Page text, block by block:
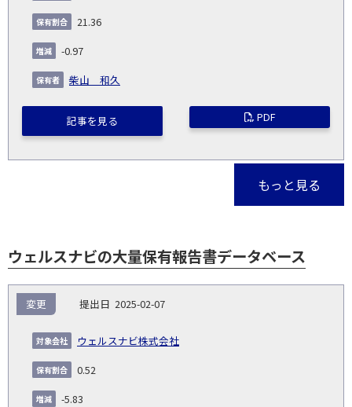
21.36
-0.97
柴山 和久
記事を見る PDF
もっと見る
ウェルスナビの大量保有報告書データベース
NO.
告
義
務
発
生
日
出
コー
象
業
2025-02-07
ウェルスナビ株式会社
変更
0.52
-5.83